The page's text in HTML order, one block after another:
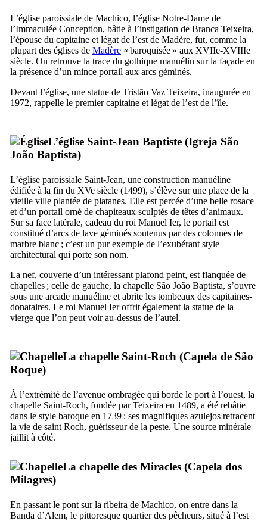
L’église paroissiale de Machico, l’église Notre-Dame de
l’Immaculée Conception, bâtie à l’instigation de Branca Teixeira,
l’épouse du capitaine et légat de l’est de Madère, fut, comme la
plupart des églises de Madère « baroquisée » aux XVIIe-XVIIIe
siècle. On retrouve la trace du gothique manuélin sur la façade en
la présence d’un mince portail aux arcs géminés.
Devant l’église, une statue de Tristão Vaz Teixeira, inaugurée en
1972, rappelle le premier capitaine et légat de l’est de l’île.
L’église Saint-Jean Baptiste (Igreja São
João Baptista)
L’église paroissiale Saint-Jean, une construction manuéline
édifiée à la fin du XVe siècle (1499), s’élève sur une place de la
vieille ville plantée de platanes. Elle est percée d’une belle rosace
et d’un portail orné de chapiteaux sculptés de têtes d’animaux.
Sur sa face latérale, cadeau du roi Manuel Ier, le portail est
constitué d’arcs de lave géminés soutenus par des colonnes de
marbre blanc ; c’est un pur exemple de l’exubérant style
architectural qui porte son nom.
La nef, couverte d’un intéressant plafond peint, est flanquée de
chapelles ; celle de gauche, la chapelle São João Baptista, s’ouvre
sous une arcade manuéline et abrite les tombeaux des capitaines-
donataires. Le roi Manuel Ieroffrit également la statue de la
vierge que l’on peut voir au-dessus de l’autel.
La chapelle Saint-Roch (Capela de São
Roque)
À l’extrémité de l’avenue ombragée qui borde le port à l’ouest, la
chapelle Saint-Roch, fondée par Teixeira en 1489, a été rebâtie
dans le style baroque en 1739 : ses magnifiques azulejos retracent
la vie de saint Roch, guérisseur de la peste. Une source minérale
jaillit à côté.
La chapelle des Miracles (Capela dos
Milagres)
En passant le pont sur la ribeira de Machico, on entre dans la
Banda d’Alem, le pittoresque quartier des pêcheurs, situé à l’est